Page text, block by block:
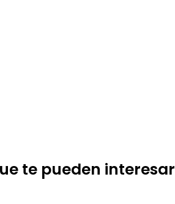
te pueden interesar